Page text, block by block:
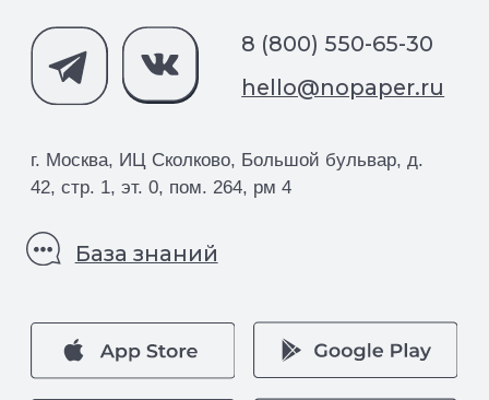
2026 ООО «Акоммерс»
Пользовательское соглашение
Политика организации в отношении обработки
Согласие на обработку персональных данных
Правовая информация
Информация о поддерживаемых Nopaper
браузеров и ОС